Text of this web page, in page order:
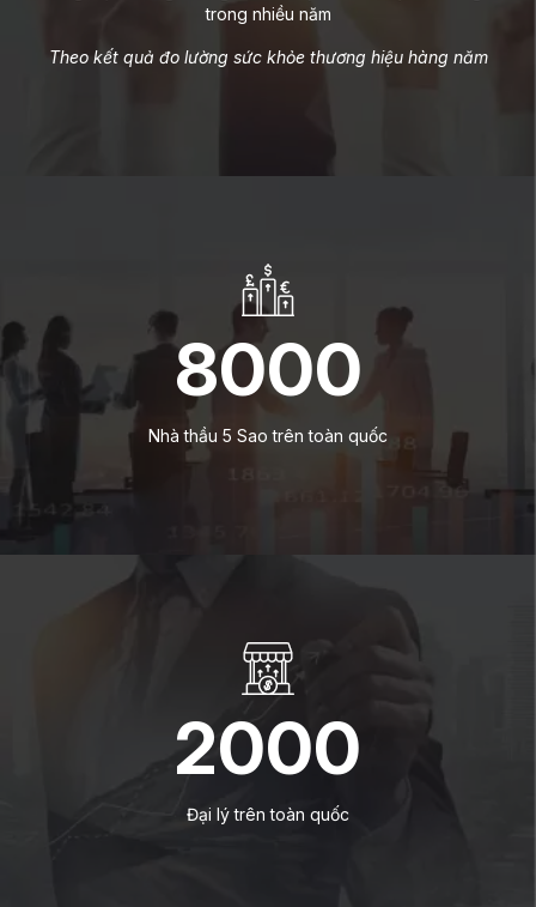
trong nhiều năm
Theo kết quả đo lường sức khỏe thương hiệu hàng năm
8000
Nhà thầu 5 Sao trên toàn quốc
2000
Đại lý trên toàn quốc